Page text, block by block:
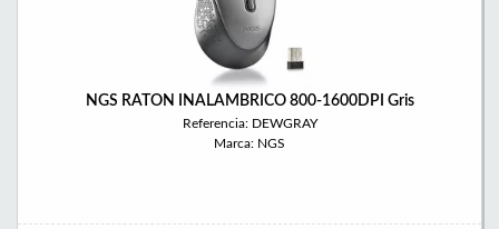
NGS RATON INALAMBRICO 800-1600DPI Gris
Referencia: DEWGRAY
Marca: NGS